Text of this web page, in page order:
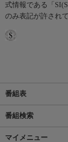
式情報である「
のみ表記が許され
番組表
番組検索
マイメニュー